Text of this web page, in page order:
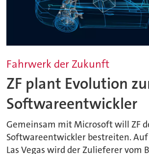
Fahrwerk der Zukunft
ZF plant Evolution
Softwareentwickler
Gemeinsam mit Microsoft will ZF
Softwareentwickler bestreiten. Auf
Las Vegas wird der Zulieferer vom